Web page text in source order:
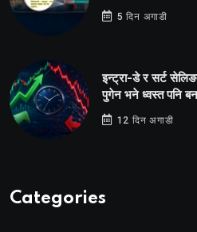
5 दिन अगाडी
इन्ट्रा-डे र सर्ट
पुगेन भने ध्वस्त पनि
12 दिन अगाडी
Categories